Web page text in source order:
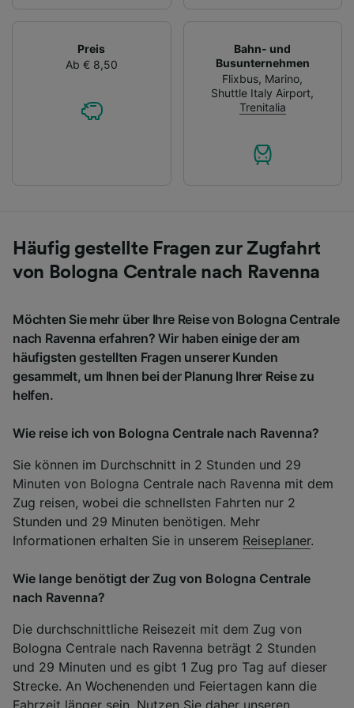
Preis
Ab € 8,50
Bahn- und
Busunternehmen
Flixbus, Marino,
Shuttle Italy Airport,
Trenitalia
Häufig gestellte Fragen zur Zugfahrt
von Bologna Centrale nach Ravenna
Möchten Sie mehr über Ihre Reise von Bologna Centrale
nach Ravenna erfahren? Wir haben einige der am
häufigsten gestellten Fragen unserer Kunden
gesammelt, um Ihnen bei der Planung Ihrer Reise zu
helfen.
Wie reise ich von Bologna Centrale nach Ravenna?
Sie können im Durchschnitt in 2 Stunden und 29
Minuten von Bologna Centrale nach Ravenna mit dem
Zug reisen, wobei die schnellsten Fahrten nur 2
Stunden und 29 Minuten benötigen. Mehr
Informationen erhalten Sie in unserem Reiseplaner.
Wie lange benötigt der Zug von Bologna Centrale
nach Ravenna?
Die durchschnittliche Reisezeit mit dem Zug von
Bologna Centrale nach Ravenna beträgt 2 Stunden
und 29 Minuten und es gibt 1 Zug pro Tag auf dieser
Strecke. An Wochenenden und Feiertagen kann die
Fahrzeit länger sein. Nutzen Sie daher unseren